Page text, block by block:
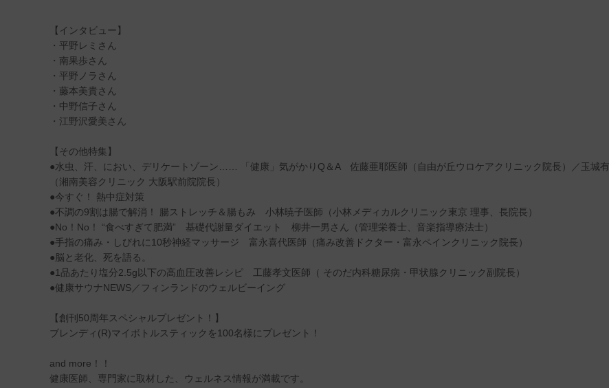
【インタビュー】
・平野レミさん
・南果歩さん
・平野ノラさん
・藤本美貴さん
・中野信子さん
・江野沢愛美さん
【その他特集】
●水虫、汗、におい、デリケートゾーン…… 「健康」気がかりQ＆A 佐藤亜耶医師（自由が丘ウロケアクリニック院長）／玉城
（湘南美容クリニック 大阪駅前院院長）
●今すぐ！ 熱中症対策
●不調の9割は腸で解消！ 腸ストレッチ＆腸もみ 小林暁子医師（小林メディカルクリニック東京 理事、長院長）
●No！No！ “食べすぎて肥満” 基礎代謝量ダイエット 柳井一男さん（管理栄養士、音楽指導療法士）
●手指の痛み・しびれに10秒神経マッサージ 富永喜代医師（痛み改善ドクター・富永ペインクリニック院長）
●脳と老化、死を語る。
●1品あたり塩分2.5g以下の高血圧改善レシピ 工藤孝文医師（ そのだ内科糖尿病・甲状腺クリニック副院長）
●健康サウナNEWS／フィンランドのウェルビーイング
【創刊50周年スペシャルプレゼント！】
ブレンディ(R)マイボトルスティックを100名様にプレゼント！
and more！！
健康医師、専門家に取材した、ウェルネス情報が満載です。